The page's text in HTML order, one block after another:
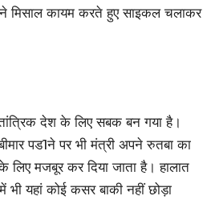
मिसाल कायम करते हुए साइकल चलाकर
देश के लिए सबक बन गया है।
पड1ने पर भी मंत्री अपने रुतबा का
मजबूर कर दिया जाता है। हालात
भी यहां कोई कसर बाकी नहीं छोड़ा